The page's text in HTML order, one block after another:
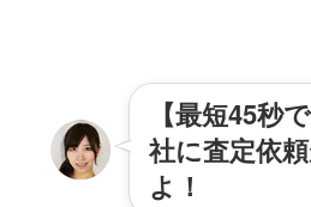
【最短45秒
社に査定依
よ！